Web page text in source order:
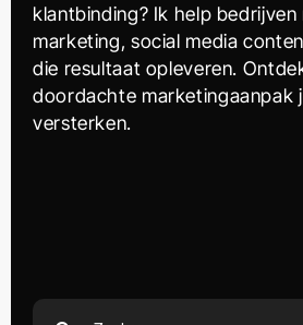
klantbinding? Ik help
marketing, social media
die resultaat opleveren.
doordachte marketingaanpak
versterken.
Zoeken